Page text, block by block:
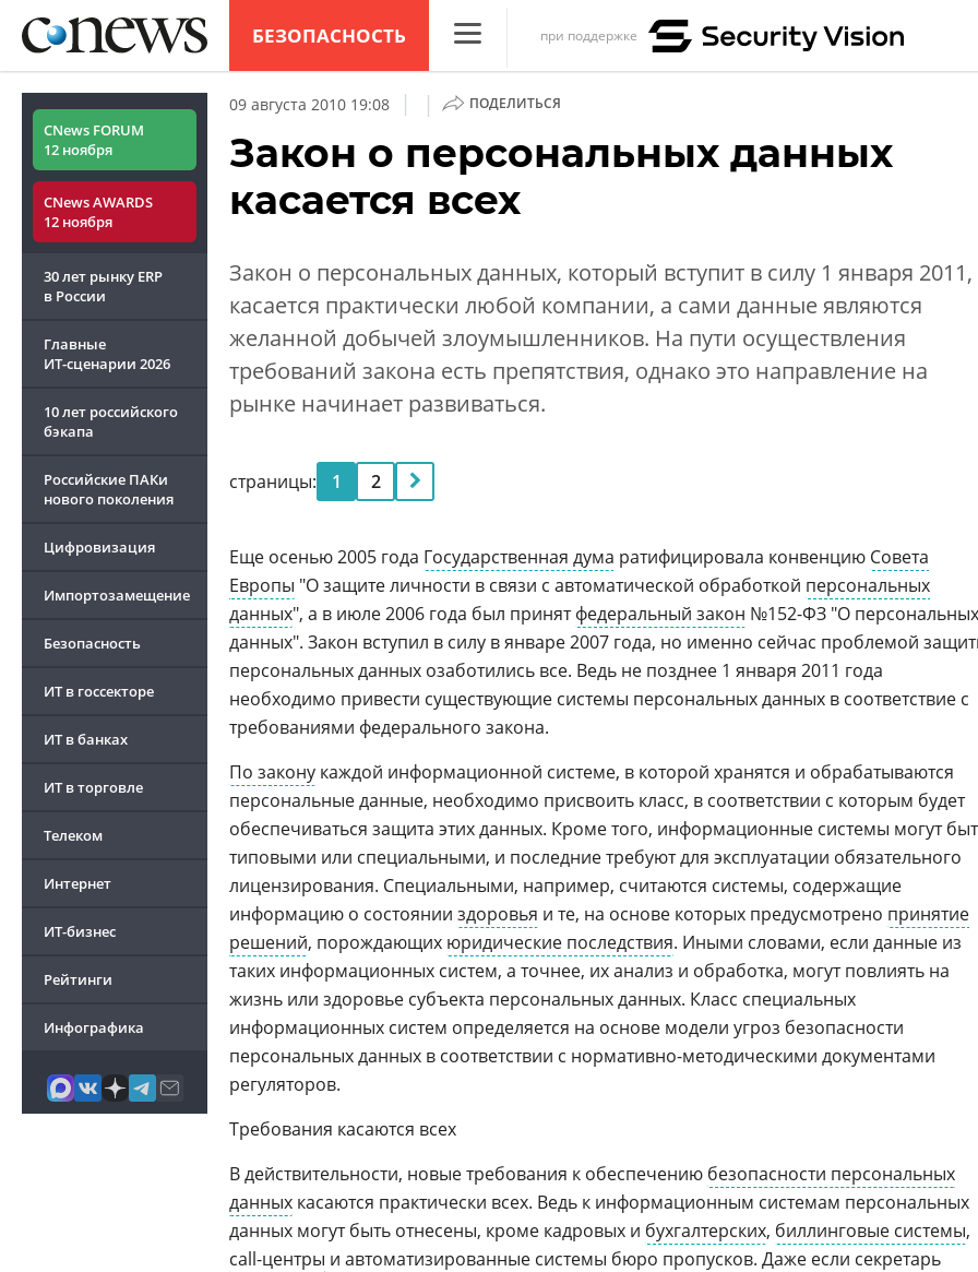
БЕЗОПАСНОСТЬ
Конференции
Маркет
при поддержке
CNews FORUM
12 ноября
CNews AWARDS
12 ноября
30 лет рынку ERP
в России
Главные
ИТ-сценарии 2026
10 лет российского
бэкапа
Российские ПАКи
нового поколения
Цифровизация
Импортозамещение
Безопасность
ИТ в госсекторе
ИТ в банках
ИТ в торговле
Телеком
Интернет
ИТ-бизнес
Рейтинги
Инфографика
09 августа 2010 19:08 | | ПОДЕЛИТЬСЯ
Закон о персональных данных
касается всех
Закон о персональных данных, который вступит в силу 1 января 2011,
касается практически любой компании, а сами данные являются
желанной добычей злоумышленников. На пути осуществления
требований закона есть препятствия, однако это направление на
рынке начинает развиваться.
страницы: 1 2
Еще осенью 2005 года Государственная дума ратифицировала конвенцию Совета
Европы "О защите личности в связи с автоматической обработкой персональных
данных", а в июле 2006 года был принятфедеральный закон №152-ФЗ "О персональных
данных". Закон вступил в силу в январе 2007 года, но именно сейчас проблемой
персональных данных озаботились все. Ведь не позднее 1 января 2011 года
необходимо привести существующие системы персональных данных в соответствие с
требованиями федерального закона.
По закону каждой информационной системе, в которой хранятся и обрабатываются
персональные данные, необходимо присвоить класс, в соответствии с которым будет
обеспечиваться защита этих данных. Кроме того, информационные системы могут
типовыми или специальными, и последние требуют для эксплуатации обязательного
лицензирования. Специальными, например, считаются системы, содержащие
информацию о состоянии здоровья и те, на основе которых предусмотрено принятие
решений, порождающих юридические последствия. Иными словами, если данные из
таких информационных систем, а точнее, их анализ и обработка, могут повлиять на
жизнь или здоровье субъекта персональных данных. Класс специальных
информационных систем определяется на основе модели угроз безопасности
персональных данных в соответствии с нормативно-методическими документами
регуляторов.
Требования касаются всех
В действительности, новые требования к обеспечению безопасности персональных
данных касаются практически всех. Ведь к информационным системам персональных
данных могут быть отнесены, кроме кадровых и бухгалтерских, биллинговые системы,
call-центры и автоматизированные системы бюро пропусков. Даже если секретарь